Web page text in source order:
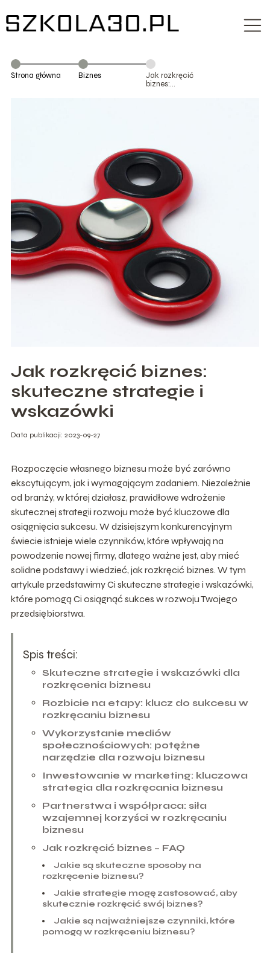
Strona główna Biznes
Jak rozkręcić
biznes:
Jak rozkręcić biznes:
skuteczne strategie i
wskazówki
Data publikacji: 2023-09-27
Rozpoczęcie własnego biznesu może być zarówno
ekscytującym, jak i wymagającym zadaniem. Niezależnie
od branży, w której działasz, prawidłowe wdrożenie
skutecznej strategii rozwoju może być kluczowe dla
osiągnięcia sukcesu. W dzisiejszym konkurencyjnym
świecie istnieje wiele czynników, które wpływają na
powodzenie nowej firmy, dlatego ważne jest, aby mieć
solidne podstawy i wiedzieć, jak rozkręcić biznes. W tym
artykule przedstawimy Ci skuteczne strategie i wskazówki,
które pomogą Ci osiągnąć sukces w rozwoju Twojego
przedsiębiorstwa.
Spis treści:
Skuteczne strategie i wskazówki dla
rozkręcenia biznesu
Rozbicie na etapy: klucz do sukcesu w
rozkręcaniu biznesu
Wykorzystanie mediów
społecznościowych: potężne
narzędzie dla rozwoju biznesu
Inwestowanie w marketing: kluczowa
strategia dla rozkręcania biznesu
Partnerstwa i współpraca: siła
wzajemnej korzyści w rozkręcaniu
biznesu
Jak rozkręcić biznes – FAQ
Jakie są skuteczne sposoby na
rozkręcenie biznesu?
Jakie strategie mogę zastosować, aby
skutecznie rozkręcić swój biznes?
Jakie są najważniejsze czynniki, które
pomogą w rozkręceniu biznesu?